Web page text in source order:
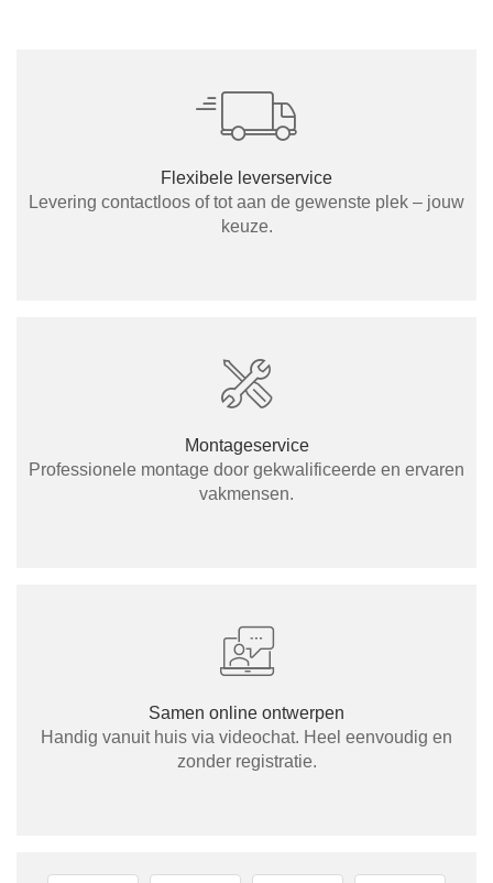
Flexibele leverservice
Levering contactloos of tot aan de gewenste plek – jouw
keuze.
Montageservice
Professionele montage door gekwalificeerde en ervaren
vakmensen.
Samen online ontwerpen
Handig vanuit huis via videochat. Heel eenvoudig en
zonder registratie.